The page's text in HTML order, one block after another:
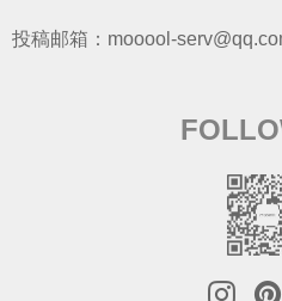
投稿邮箱：mooool-